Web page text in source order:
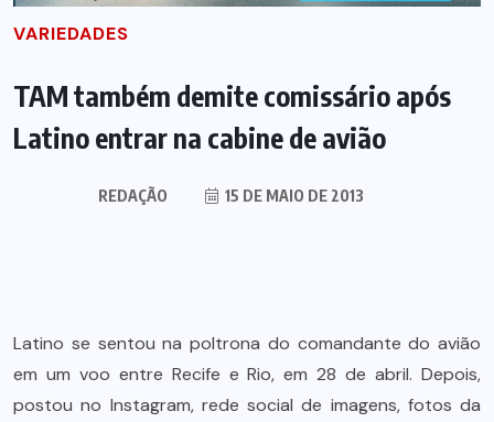
VARIEDADES
TAM também demite comissário após
Latino entrar na cabine de avião
REDAÇÃO 15 DE MAIO DE 2013
Latino se sentou na poltrona do comandante do avião
em um voo entre Recife e Rio, em 28 de abril. Depois,
postou no Instagram, rede social de imagens, fotos da